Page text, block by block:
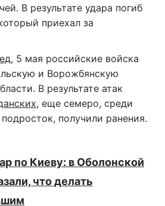
В результате удара погиб
приехал за
, 5 мая российские войска
и Ворожбянскую
В результате атак
, еще семеро, среди
получили ранения.
по Киеву: в Оболонской
что делать